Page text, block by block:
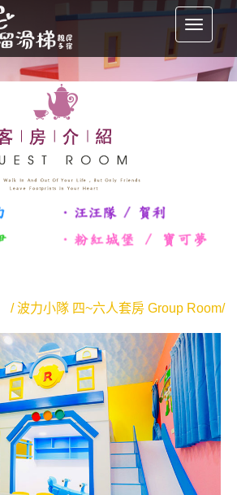
/ 波力小隊 四~六人套房 Group Room/